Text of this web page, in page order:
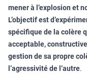
mener à l’explosion et
L’objectif est
spécifique de la colère
acceptable,
gestion de sa propre
l’agressivité de l’autre.